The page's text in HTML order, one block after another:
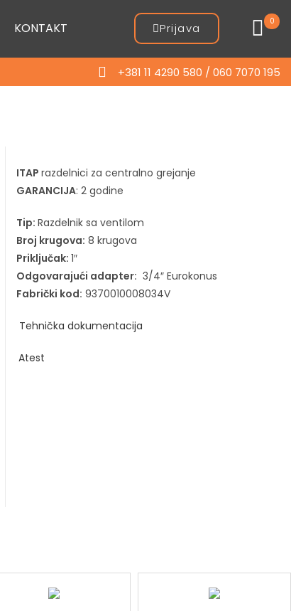
KONTAKT Prijava 0
+381 11 4290 580 / 060 7070 195
ITAP razdelnici za centralno grejanje
GARANCIJA: 2 godine
Tip: Razdelnik sa ventilom
Broj krugova: 8 krugova
Priključak: 1″
Odgovarajući adapter: 3/4″ Eurokonus
Fabrički kod: 9370010008034V
Tehnička dokumentacija
Atest